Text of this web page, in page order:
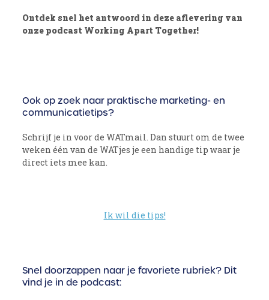
Ontdek snel het antwoord in deze aflevering van
onze podcast Working Apart Together!
Ook op zoek naar praktische marketing- en
communicatietips?
Schrijf je in voor de WATmail. Dan stuurt om de twee
weken één van de WATjes je een handige tip waar je
direct iets mee kan.
Ik wil die tips!
Snel doorzappen naar je favoriete rubriek? Dit
vind je in de podcast: